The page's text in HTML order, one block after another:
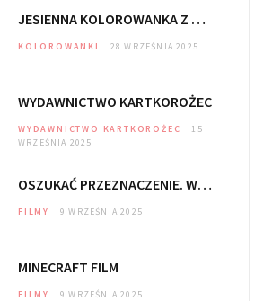
m
JESIENNA KOLOROWANKA Z DOLINY CZARODZIEJEK
KOLOROWANKI 28 WRZEŚNIA 2025
WYDAWNICTWO KARTKOROŻEC
WYDAWNICTWO KARTKOROŻEC
15
WRZEŚNIA 2025
OSZUKAĆ PRZEZNACZENIE. WIĘZY KRWI
FILMY 9 WRZEŚNIA 2025
MINECRAFT FILM
FILMY 9 WRZEŚNIA 2025